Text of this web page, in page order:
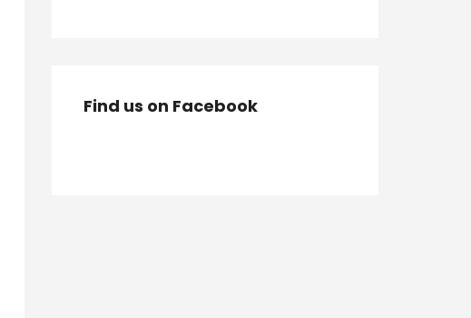
Find us on Facebook